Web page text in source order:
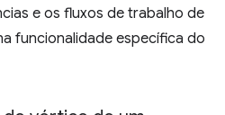
e os fluxos de trabalho de
funcionalidade específica do